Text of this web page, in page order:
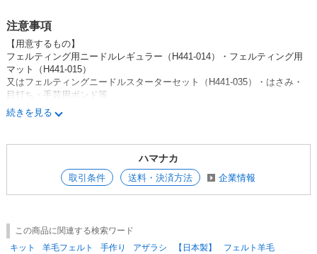
注意事項
【用意するもの】
フェルティング用ニードルレギュラー（H441-014）・フェルティング用
マット（H441-015）
又はフェルティングニードルスターターセット（H441-035）・はさみ・
目打ち・手芸用ボンド等
続きを見る
ハマナカ
取引条件 送料・決済方法 企業情報
この商品に関連する検索ワード
キット
羊毛フェルト 手作り アザラシ 【日本製】 フェルト羊毛